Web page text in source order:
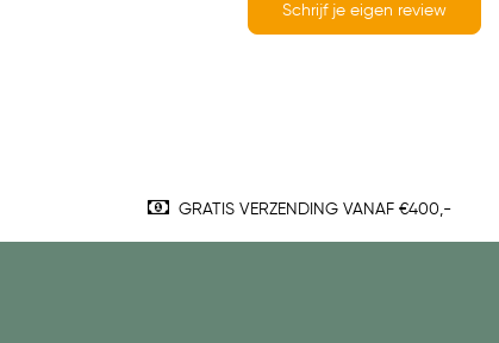
Schrijf je eigen review
GRATIS VERZENDING VANAF €400,-